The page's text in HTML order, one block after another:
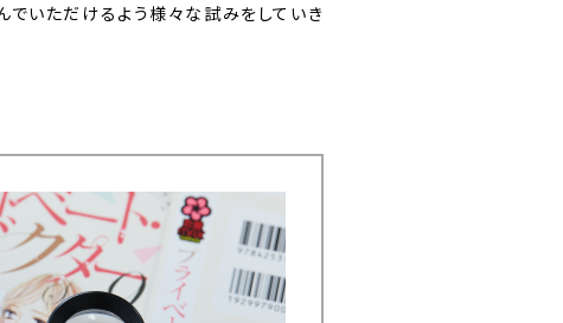
でいただけるよう様々な試みをしていき